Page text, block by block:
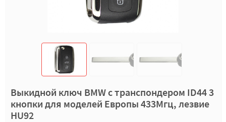
Выкидной ключ BMW с транспондером ID44 3
кнопки для моделей Европы 433Мгц, лезвие
HU92